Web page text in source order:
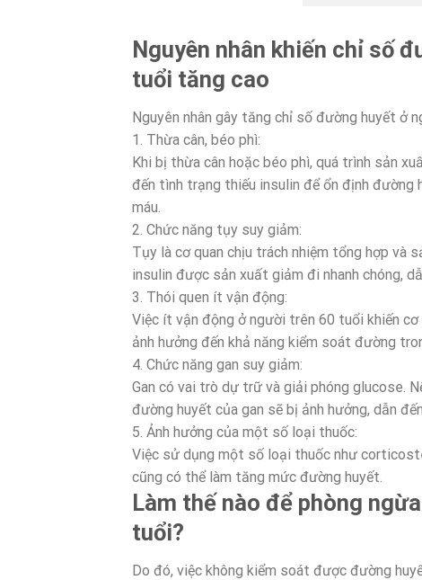
Nguyên nhân khiến chỉ số
tuổi tăng cao
Nguyên nhân gây tăng chỉ số đường huyết ở
1. Thừa cân, béo phì:
Khi bị thừa cân hoặc béo phì, quá trình sản
đến tình trạng thiếu insulin để ổn định
máu.
2. Chức năng tụy suy giảm:
Tụy là cơ quan chịu trách nhiệm tổng hợp và
insulin được sản xuất giảm đi nhanh chóng,
3. Thói quen ít vận động:
Việc ít vận động ở người trên 60 tuổi khiến
ảnh hưởng đến khả năng kiểm soát đường
4. Chức năng gan suy giảm:
Gan có vai trò dự trữ và giải phóng glucose.
đường huyết của gan sẽ bị ảnh hưởng, dẫn
5. Ảnh hưởng của một số loại thuốc:
Việc sử dụng một số loại thuốc như
cũng có thể làm tăng mức đường huyết.
Làm thế nào để phòng
tuổi?
Do đó, việc không kiểm soát được đường